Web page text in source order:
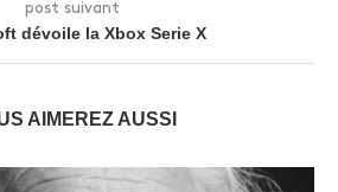
post suivant
dévoile la Xbox Serie X
AIMEREZ AUSSI